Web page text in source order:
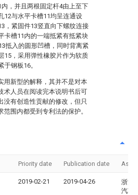
，并且两根固定杆4由上至下
12与水平卡槽11均呈连通设
，紧固件13竖直向下螺纹连接
卡槽11内的一端抵紧有抵紧块
抵入的圆形凹槽，同时背离紧
15，采用弹性橡胶片作为软质
于钢板16。
用新型的解释，其并不是对本
术人员在阅读完本说明书后可
没有创造性贡献的修改，但只
围内都受到专利法的保护。
Priority date Publication date
2019-02-21 2019-04-26
浙江
汽车